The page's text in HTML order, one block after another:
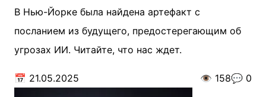
В Нью-Йорке была найдена артефакт с
посланием из будущего, предостерегающим об
угрозах ИИ. Читайте, что нас ждет.
📅 21.05.2025 👁️ 158💬 0